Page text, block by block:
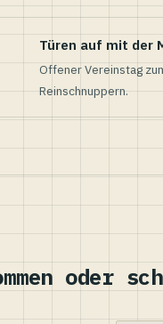
Türen auf mit der
Offener Vereinstag
Reinschnuppern.
oder